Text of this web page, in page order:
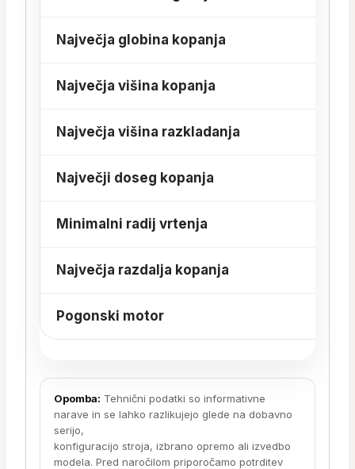
Največja globina kopanja
Največja višina kopanja
Največja višina razkladanja
Največji doseg kopanja
Minimalni radij vrtenja
Največja razdalja kopanja
Pogonski motor
Opomba: Tehnični podatki so informativne
narave in se lahko razlikujejo glede na dobavno
serijo,
konfiguracijo stroja, izbrano opremo ali izvedbo
modela. Pred naročilom priporočamo potrditev